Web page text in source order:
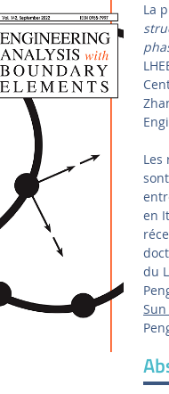
La
Les
en
du